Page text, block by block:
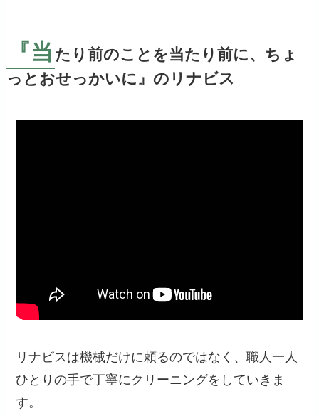
『当 たり前のことを当たり前に、ちょ
っとおせっかいに』のリナビス
リナビスは機械だけに頼るのではなく、職人一人
ひとりの手で丁寧にクリーニングをしていきま
す。